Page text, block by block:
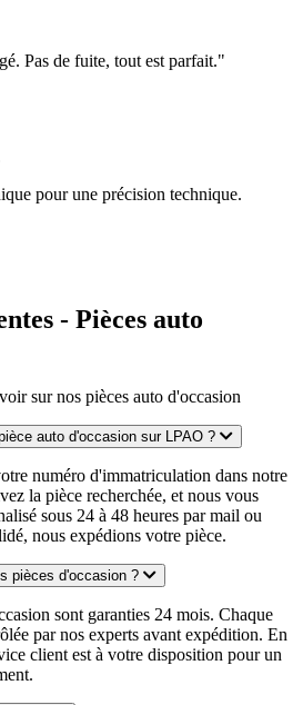
Pas de fuite, tout est parfait."
pour une précision technique.
- Pièces auto
sur nos pièces auto d'occasion
auto d'occasion sur LPAO ?
numéro d'immatriculation dans notre
la pièce recherchée, et nous vous
sous 24 à 48 heures par mail ou
nous expédions votre pièce.
pièces d'occasion ?
sont garanties 24 mois. Chaque
par nos experts avant expédition. En
client est à votre disposition pour un